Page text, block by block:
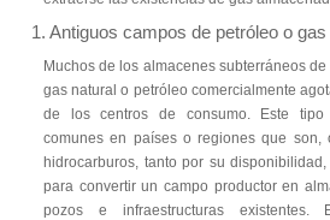
1. Antiguos campos de petróleo o
Muchos de los almacenes subterráneos
gas natural o petróleo comercialmente
de los centros de consumo. Este tipo
comunes en países o regiones que son,
hidrocarburos, tanto por su
para convertir un campo productor en
pozos e infraestructuras